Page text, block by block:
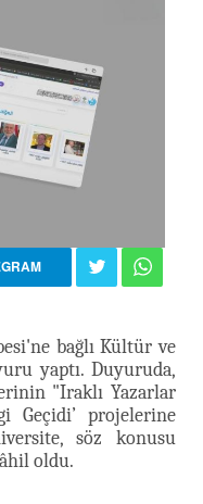
bağlı Kültür ve
yaptı. Duyuruda,
"Iraklı Yazarlar
Geçidi’ projelerine
söz konusu
oldu.